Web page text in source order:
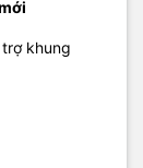
khung